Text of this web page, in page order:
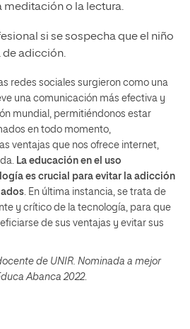
meditación o la lectura.
si se sospecha que el niño
de adicción.
redes sociales surgieron como una
una comunicación más efectiva y
mundial, permitiéndonos estar
en todo momento,
ventajas que nos ofrece internet,
La educación en el uso
es crucial para evitar la adicción
. En última instancia, se trata de
y crítico de la tecnología, para que
de sus ventajas y evitar sus
de UNIR. Nominada a mejor
Abanca 2022.